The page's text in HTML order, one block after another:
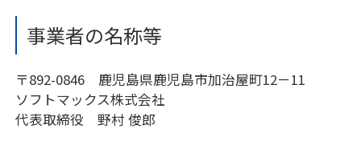
事業者の名称等
〒892-0846 鹿児島県鹿児島市加治屋町12－11
ソフトマックス株式会社
代表取締役 野村 俊郎